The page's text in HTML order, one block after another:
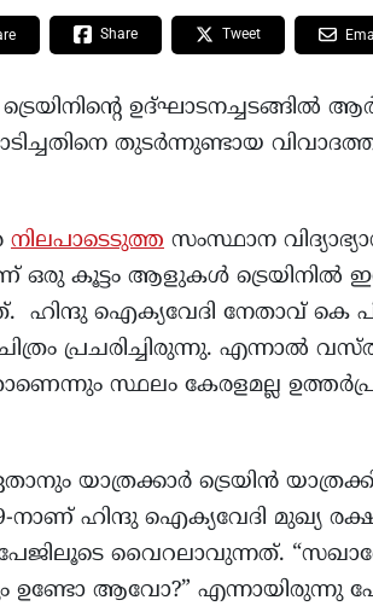
Share Tweet
തുടര്‍ന്നുണ്ടായ
നിലപാടെടുത്ത സംസ്ഥാന
ഒരു കൂട്ടം ആളുകള്‍ ട്രെയിനില്‍
ഹിന്ദു ഐക്യവേദി നേതാവ് കെ
പ്രചരിച്ചിരുന്നു. എന്നാല്‍
സ്ഥലം കേരളമല്ല
യാത്രക്കാർ ട്രെയിൻ
നാണ് ഹിന്ദു ഐക്യവേദി മുഖ്യ
വൈറലാവുന്നത്.
ഉണ്ടോ ആവോ?” എന്നായിരുന്നു